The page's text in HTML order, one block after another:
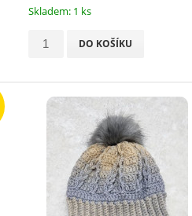
Skladem: 1 ks
DO KOŠÍKU